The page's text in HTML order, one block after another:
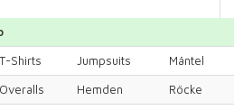
T-Shirts Jumpsuits
Mäntel
Overalls Hemden
Röcke